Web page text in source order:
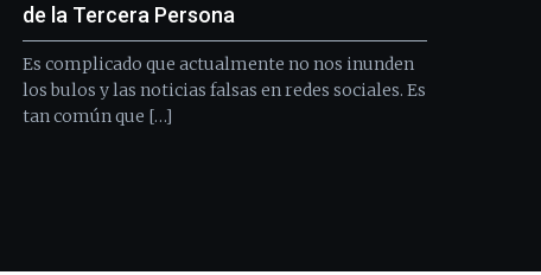
de la Tercera Persona
Es complicado que actualmente no nos inunden
los bulos y las noticias falsas en redes sociales. Es
tan común que […]